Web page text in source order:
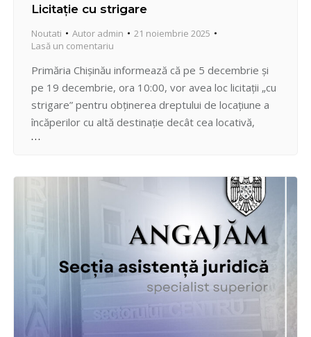
Licitație cu strigare
Noutati Autor admin
21 noiembrie 2025
Lasă un comentariu
Primăria Chișinău informează că pe 5 decembrie și
pe 19 decembrie, ora 10:00, vor avea loc licitații „cu
strigare” pentru obținerea dreptului de locațiune a
încăperilor cu altă destinație decât cea locativă,
proprietatea municipiului Chișinău. Concursurile se
Centru, str. Bulgară, 43. La licitații sunt expuse